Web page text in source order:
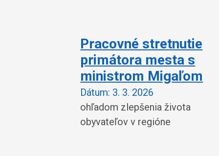
Pracovné stretnutie
primátora mesta s
ministrom Migaľom
Dátum: 3. 3. 2026
ohľadom zlepšenia života
obyvateľov v regióne